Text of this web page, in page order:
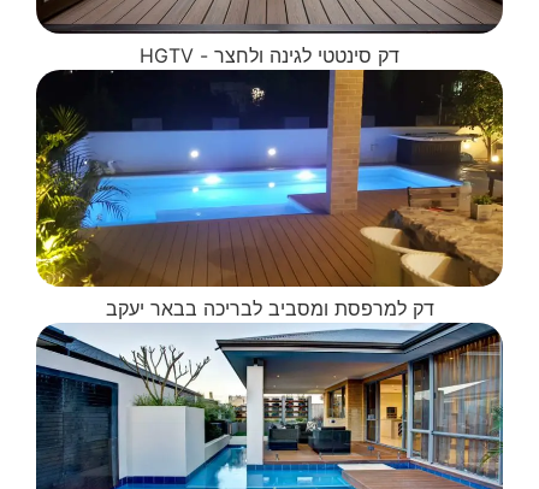
דק סינטטי לגינה ולחצר - HGTV
דק למרפסת ומסביב לבריכה בבאר יעקב